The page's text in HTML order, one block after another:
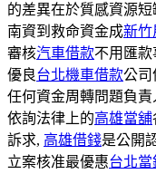
的差異在於質感資源
南資到救命資金成新竹
審核汽車借款不用匯
優良台北機車借款公司
任何資金周轉問題負
依詢法律上的高雄當舖
訴求, 高雄借錢是公開
立案核准最優惠台北當